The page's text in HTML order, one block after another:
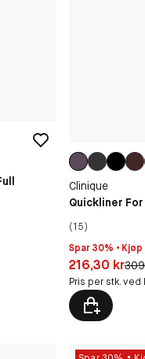
Clinique
Quickliner
(15)
Spar 30% • Kjøp
Pris: 216,30 kr
216,30 kr
Pris per stk. ved